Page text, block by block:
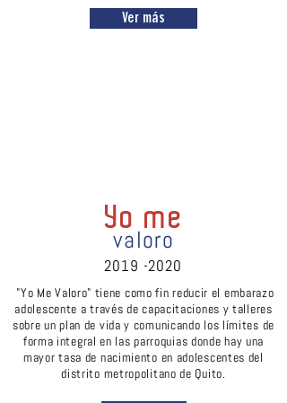
Ver más
Yo me
valoro
2019 -2020
"Yo Me Valoro" tiene como fin reducir el embarazo
adolescente a través de capacitaciones y talleres
sobre un plan de vida y comunicando los límites de
forma integral en las parroquias donde hay una
mayor tasa de nacimiento en adolescentes del
distrito metropolitano de Quito.